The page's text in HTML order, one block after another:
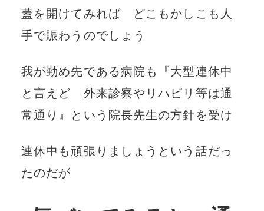
蓋を開けてみれば どこもかしこも人
手で賑わうのでしょう
我が勤め先である病院も『大型連休中
と言えど 外来診察やリハビリ等は通
常通り』という院長先生の方針を受け
連休中も頑張りましょうという話だっ
たのだが